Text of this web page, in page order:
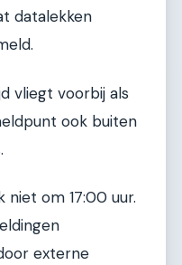
datalekken
vliegt voorbij als
ook buiten
niet om 17:00 uur.
externe